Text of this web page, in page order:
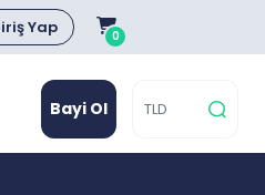
Yap 0
Bayi Ol